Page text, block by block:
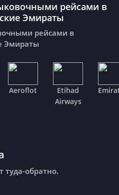
рейсами в
Эмираты
рейсами в
Эмираты
Aeroflot
Etihad
Airways
туда-обратно.